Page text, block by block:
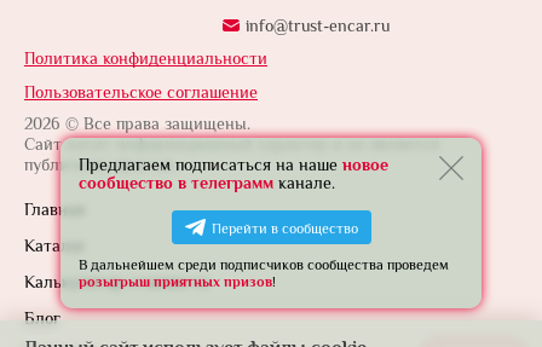
Политика конфиденциальности
Пользовательское соглашение
2026 © Все права защищены.
Сайт носит информационный характер и не является
публичной офертой.
Главная
Каталог
Калькулятор стоимости
Блог
info@trust-encar.ru
Предлагаем подписаться на наше новое
сообщество в телеграмм канале.
Перейти в сообщество
В дальнейшем среди подписчиков сообщества проведем
розыгрыш приятных призов!